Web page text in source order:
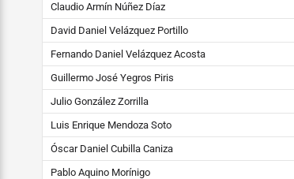
Claudio Armín Núñez Díaz
David Daniel Velázquez Portillo
Fernando Daniel Velázquez Acosta
Guillermo José Yegros Piris
Julio González Zorrilla
Luis Enrique Mendoza Soto
Óscar Daniel Cubilla Caniza
Pablo Aquino Morínigo